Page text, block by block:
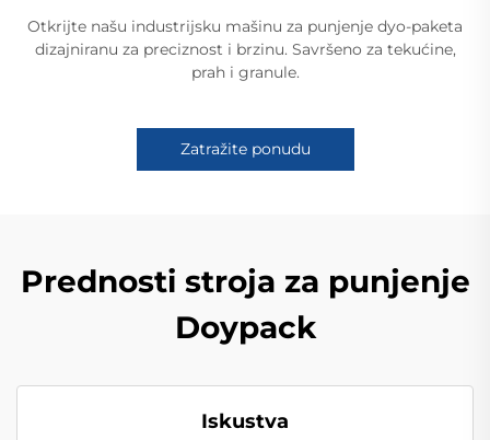
Otkrijte našu industrijsku mašinu za punjenje dyo-paketa
dizajniranu za preciznost i brzinu. Savršeno za tekućine,
prah i granule.
Zatražite ponudu
Prednosti stroja za punjenje
Doypack
Iskustva